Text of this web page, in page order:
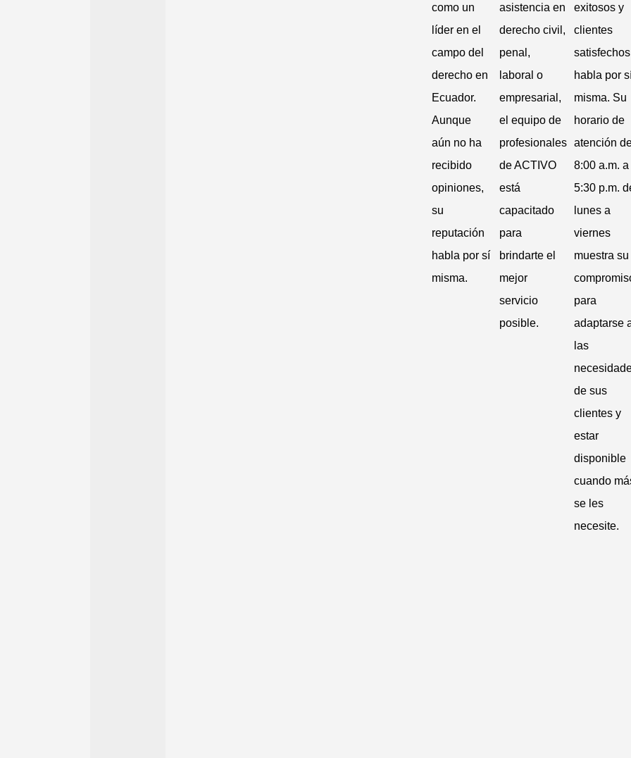
como un
líder en el
campo del
derecho en
Ecuador.
Aunque
aún no ha
recibido
opiniones,
su
reputación
habla por sí
misma.
asistencia en
derecho civil,
penal,
laboral o
empresarial,
el equipo de
profesionales
de ACTIVO
está
capacitado
para
brindarte el
mejor
servicio
posible.
exitosos y
clientes
satisfechos
habla por
misma. Su
horario de
atención
8:00 a.m. a
5:30 p.m.
lunes a
viernes
muestra su
para
adaptarse
las
de sus
clientes y
estar
disponible
cuando
se les
necesite.